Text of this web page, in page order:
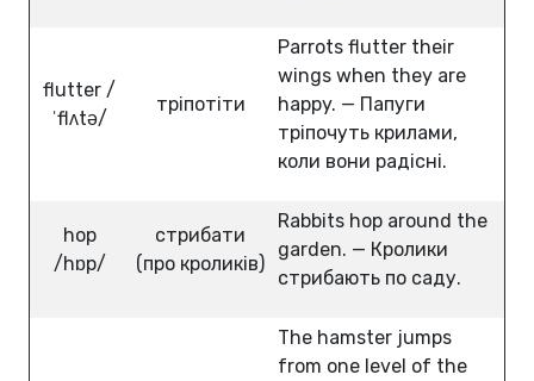
flutter /
ˈflʌtə/
тріпотіти
Parrots flutter their
wings when they are
happy. — Папуги
тріпочуть крилами,
коли вони радісні.
hop
/hɒp/
стрибати
(про кроликів)
Rabbits hop around the
garden. — Кролики
стрибають по саду.
The hamster jumps
from one level of the